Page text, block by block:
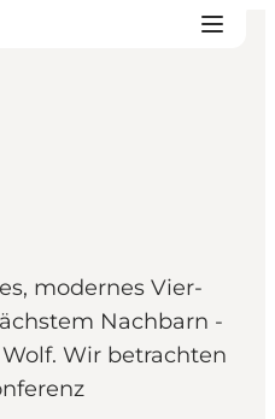
modernes Vier-
Nachbarn -
Wir betrachten